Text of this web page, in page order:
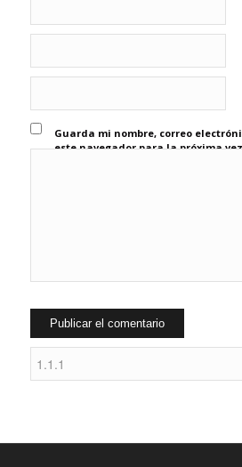
Guarda mi nombre, correo
este navegador para la próxima